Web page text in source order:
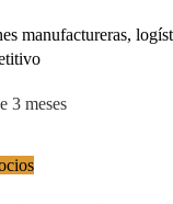
manufactureras,
3 meses